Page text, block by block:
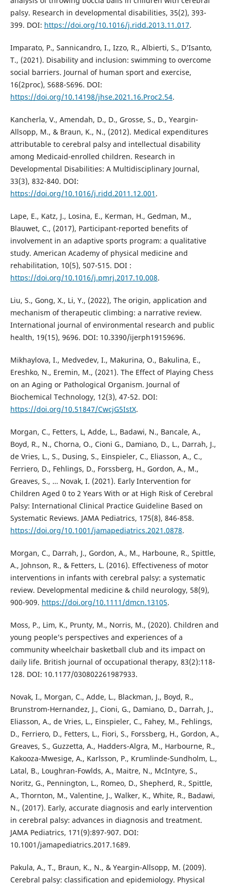
palsy. Research in developmental disabilities, 35(2), 393-
399. DOI: https://doi.org/10.1016/j.ridd.2013.11.017.
Imparato, P., Sannicandro, I., Izzo, R., Albierti, S., D’Isanto,
T., (2021). Disability and inclusion: swimming to overcome
social barriers. Journal of human sport and exercise,
16(2proc), S688-S696. DOI:
https://doi.org/10.14198/jhse.2021.16.Proc2.54.
Kancherla, V., Amendah, D., D., Grosse, S., D., Yeargin-
Allsopp, M., & Braun, K., N., (2012). Medical expenditures
attributable to cerebral palsy and intellectual disability
among Medicaid-enrolled children. Research in
Developmental Disabilities: A Multidisciplinary Journal,
33(3), 832-840. DOI:
https://doi.org/10.1016/j.ridd.2011.12.001 .
Lape, E., Katz, J., Losina, E., Kerman, H., Gedman, M.,
Blauwet, C., (2017), Participant-reported benefits of
involvement in an adaptive sports program: a qualitative
study. American Academy of physical medicine and
rehabilitation, 10(5), 507-515. DOI :
https://doi.org/10.1016/j.pmrj.2017.10.008.
Liu, S., Gong, X., Li, Y., (2022), The origin, application and
mechanism of therapeutic climbing: a narrative review.
International journal of environmental research and public
health, 19(15), 9696. DOI: 10.3390/ijerph19159696.
Mikhaylova, I., Medvedev, I., Makurina, O., Bakulina, E.,
Ereshko, N., Eremin, M., (2021). The Effect of Playing Chess
on an Aging or Pathological Organism. Journal of
Biochemical Technology, 12(3), 47-52. DOI:
https://doi.org/10.51847/CwcjG5IstX.
Morgan, C., Fetters, L, Adde, L., Badawi, N., Bancale, A.,
Boyd, R., N., Chorna, O., Cioni G., Damiano, D., L., Darrah, J.,
de Vries, L., S., Dusing, S., Einspieler, C., Eliasson, A., C.,
Ferriero, D., Fehlings, D., Forssberg, H., Gordon, A., M.,
Greaves, S., … Novak, I. (2021). Early Intervention for
Children Aged 0 to 2 Years With or at High Risk of Cerebral
Palsy: International Clinical Practice Guideline Based on
Systematic Reviews. JAMA Pediatrics, 175(8), 846-858.
https://doi.org/10.1001/jamapediatrics.2021.0878.
Morgan, C., Darrah, J., Gordon, A., M., Harboune, R., Spittle,
A., Johnson, R., & Fetters, L. (2016). Effectiveness of motor
interventions in infants with cerebral palsy: a systematic
review. Developmental medicine & child neurology, 58(9),
900-909. https://doi.org/10.1111/dmcn.13105.
Moss, P., Lim, K., Prunty, M., Norris, M., (2020). Children and
young people’s perspectives and experiences of a
community wheelchair basketball club and its impact on
daily life. British journal of occupational therapy, 83(2):118-
128. DOI: 10.1177/030802261987933.
Novak, I., Morgan, C., Adde, L., Blackman, J., Boyd, R.,
Brunstrom-Hernandez, J., Cioni, G., Damiano, D., Darrah, J.,
Eliasson, A., de Vries, L., Einspieler, C., Fahey, M., Fehlings,
D., Ferriero, D., Fetters, L., Fiori, S., Forssberg, H., Gordon, A.,
Greaves, S., Guzzetta, A., Hadders-Algra, M., Harbourne, R.,
Kakooza-Mwesige, A., Karlsson, P., Krumlinde-Sundholm, L.,
Latal, B., Loughran-Fowlds, A., Maitre, N., McIntyre, S.,
Noritz, G., Pennington, L., Romeo, D., Shepherd, R., Spittle,
A., Thornton, M., Valentine, J., Walker, K., White, R., Badawi,
N., (2017). Early, accurate diagnosis and early intervention
in cerebral palsy: advances in diagnosis and treatment.
JAMA Pediatrics, 171(9):897-907. DOI:
10.1001/jamapediatrics.2017.1689.
Pakula, A., T., Braun, K., N., & Yeargin-Allsopp, M. (2009).
Cerebral palsy: classification and epidemiology. Physical